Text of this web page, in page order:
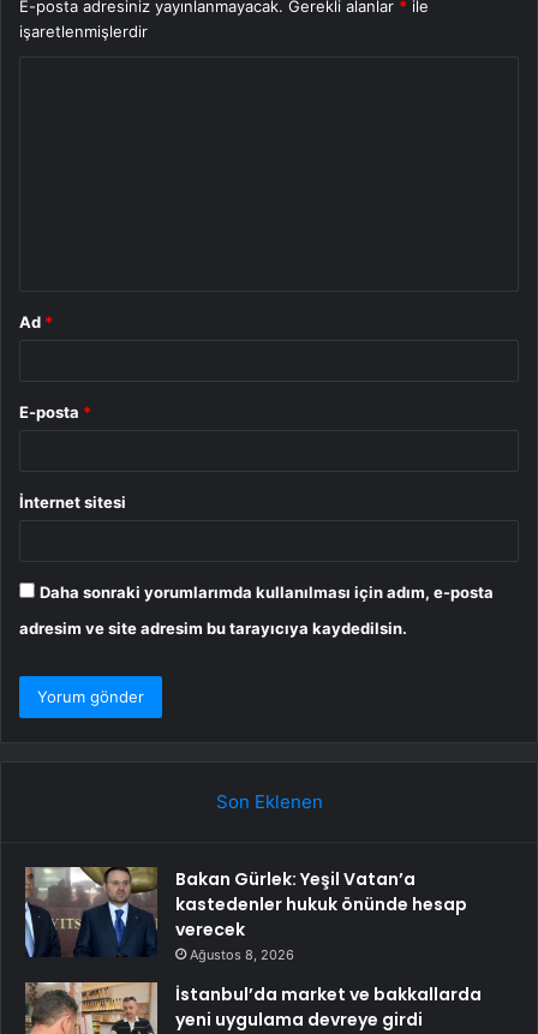
E-posta adresiniz yayınlanmayacak. Gerekli alanlar * ile
işaretlenmişlerdir
Ad *
E-posta *
İnternet sitesi
Daha sonraki yorumlarımda kullanılması için adım, e-posta
adresim ve site adresim bu tarayıcıya kaydedilsin.
Son Eklenen
Bakan Gürlek: Yeşil Vatan’a
kastedenler hukuk önünde hesap
verecek
Ağustos 8, 2026
İstanbul’da market ve bakkallarda
yeni uygulama devreye girdi